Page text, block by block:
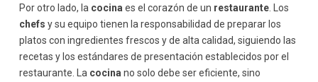
Por otro lado, la cocina es el corazón de un restaurante. Los
chefs y su equipo tienen la responsabilidad de preparar los
platos con ingredientes frescos y de alta calidad, siguiendo las
recetas y los estándares de presentación establecidos por el
restaurante. La cocina no solo debe ser eficiente, sino